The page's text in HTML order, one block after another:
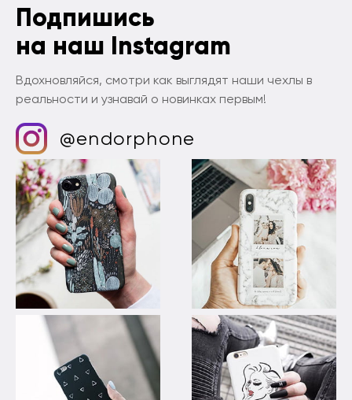
Подпишись
на наш Instagram
Вдохновляйся, смотри как выглядят наши чехлы в
реальности и узнавай о новинках первым!
@endorphone